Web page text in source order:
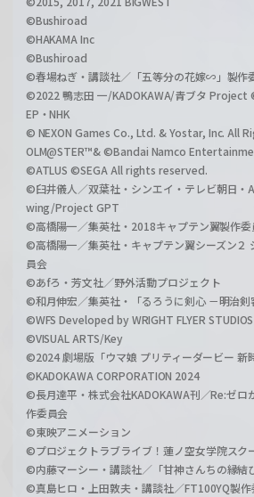
©Bushiroad
©HAKAMA Inc
©Bushiroad
©春場ねぎ・講談社／「五等分の花嫁∽」製作
©2022 鴨志田 一/KADOKAWA/青ブタ Project
EP・NHK
© NEXON Games Co., Ltd. & Yostar, Inc. All
OLM@STER™& ©Bandai Namco
©ATLUS ©SEGA All rights reserved.
©臼井儀人／双葉社・シンエイ・テレビ朝日
wing/Project GPT
©高橋陽一／集英社・2018キャプテン翼製作委
©高橋陽一／集英社・キャプテン翼シーズン２
員会
©あfろ・芳文社／野外活動プロジェクト
©和月伸宏／集英社・「るろうに剣心 －明治
©WFS Developed by WRIGHT FLYER STUDIOS
©VISUAL ARTS/Key
©2024 劇場版「ウマ娘 プリティーダービー 新
©KADOKAWA CORPORATION 2024
©長月達平・株式会社KADOKAWA刊／Re:ゼロ
作委員会
©東映アニメーション
©プロジェクトラブライブ！蓮ノ空女学院スク
©内藤マーシー・講談社／「甘神さんちの縁結
©真島ヒロ・上田敦夫・講談社／FT100YQ製